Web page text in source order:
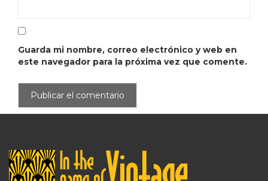
Guarda mi nombre, correo electrónico y web en
este navegador para la próxima vez que comente.